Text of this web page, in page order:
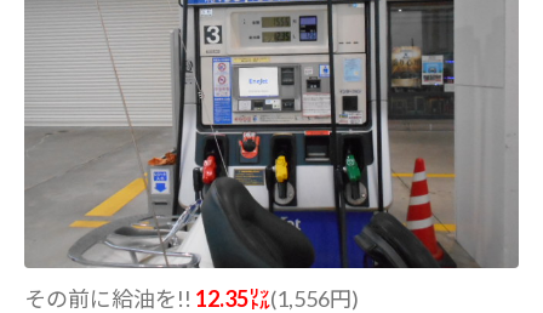
その前に給油を!! 12.35㍑(1,556円)